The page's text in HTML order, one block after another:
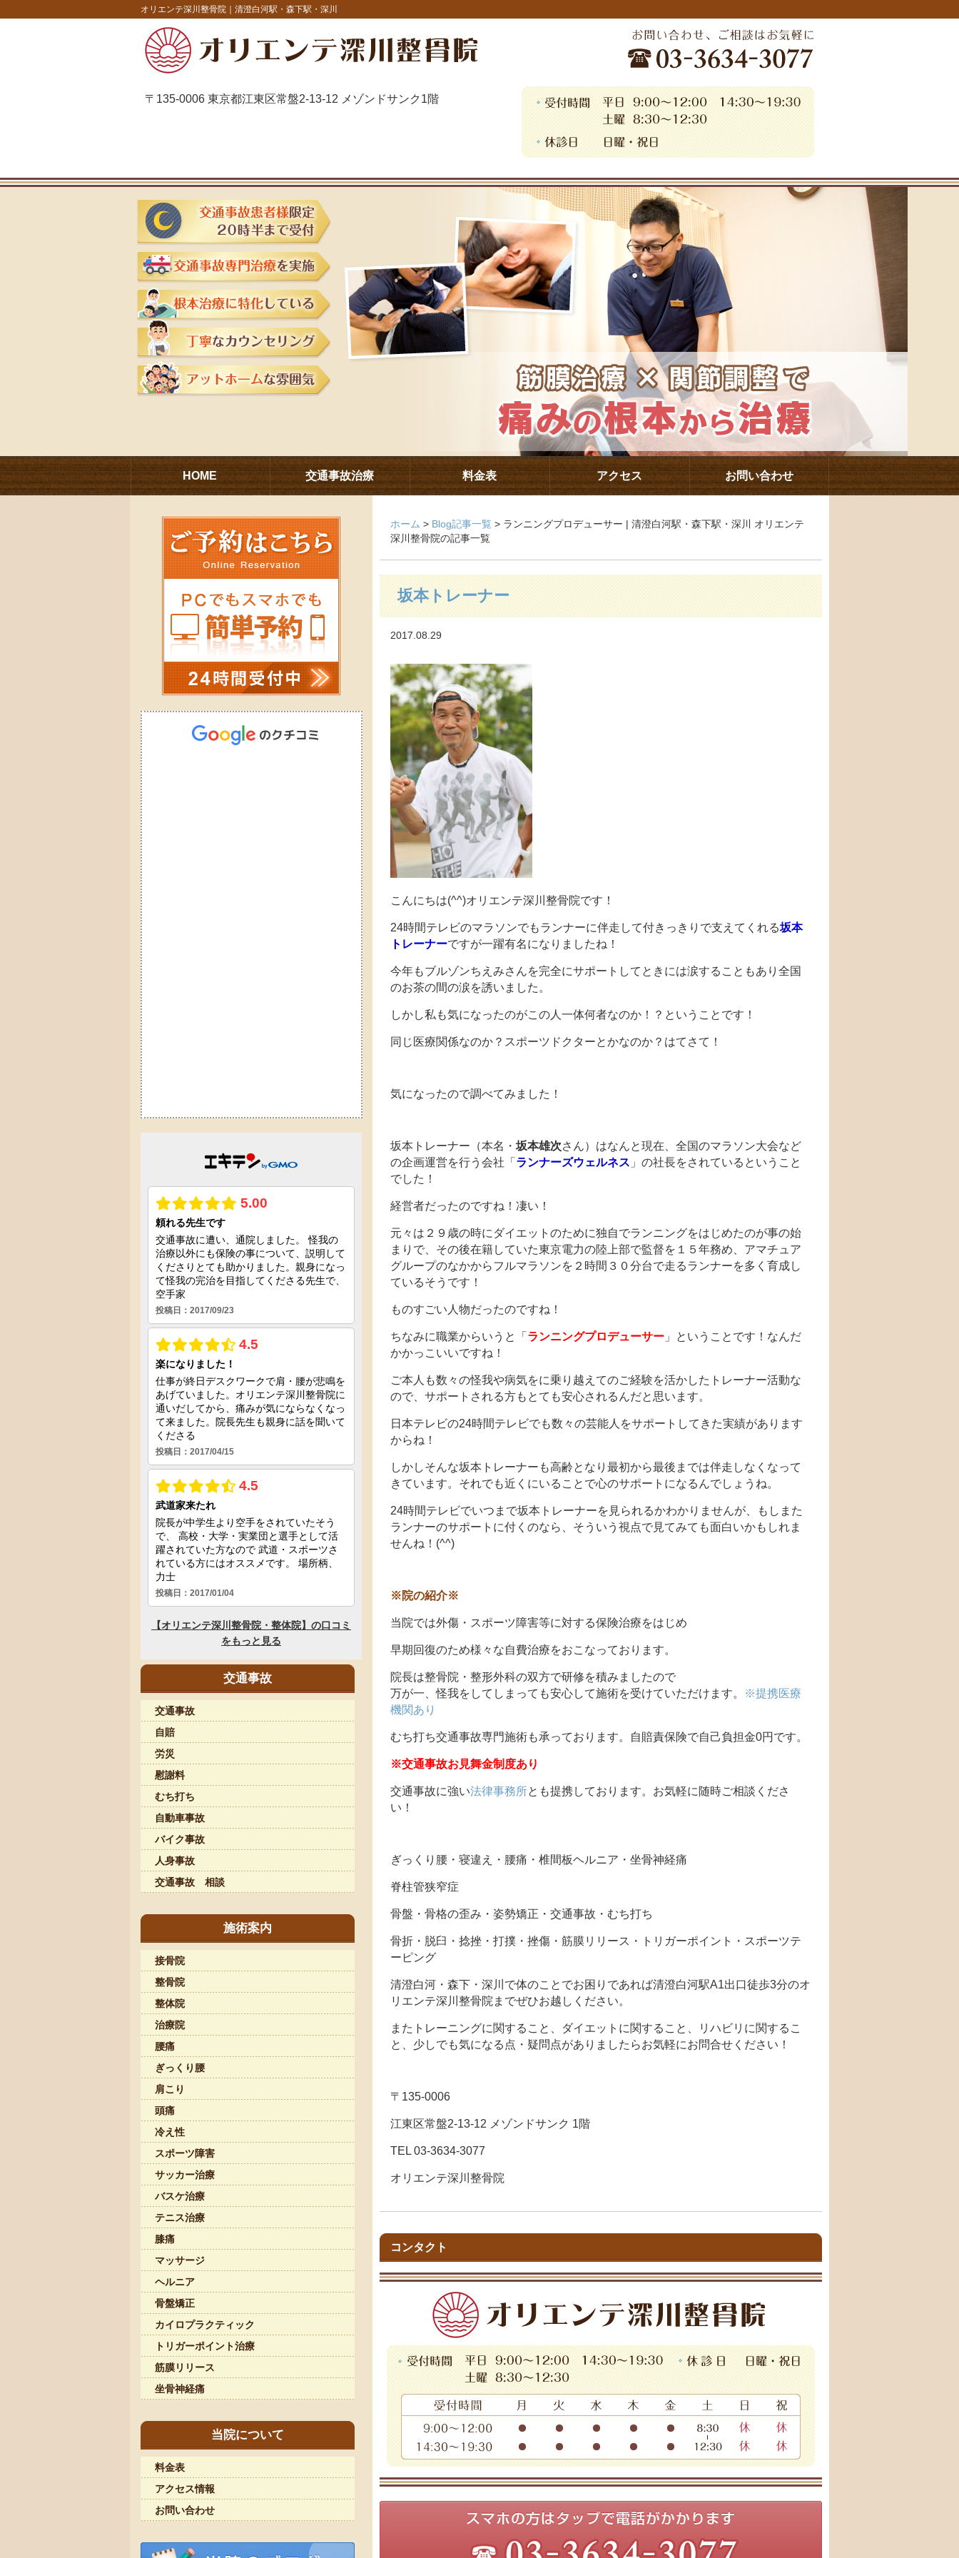
オリエンテ深川整骨院｜清澄白河駅・森下駅・深川
〒135-0006 東京都江東区常盤2-13-12 メゾンドサンク1階
HOME 交通事故治療 料金表 アクセス お問い合わせ
ホーム > Blog記事一覧 > ランニングプロデューサー | 清澄白河駅・森下駅・深川 オリエンテ
深川整骨院の記事一覧
坂本トレーナー
2017.08.29
こんにちは(^^)オリエンテ深川整骨院です！
24時間テレビのマラソンでもランナーに伴走して付きっきりで支えてくれる坂本
トレーナーですが一躍有名になりましたね！
今年もブルゾンちえみさんを完全にサポートしてときには涙することもあり全国
のお茶の間の涙を誘いました。
しかし私も気になったのがこの人一体何者なのか！？ということです！
同じ医療関係なのか？スポーツドクターとかなのか？はてさて！
気になったので調べてみました！
坂本トレーナー（本名・ 坂本雄次さん）はなんと現在、全国のマラソン大会など
の企画運営を行う会社「 ランナーズウェルネス 」の社長をされているということ
でした！
経営者だったのですね！凄い！
元々は２９歳の時にダイエットのために独自でランニングをはじめたのが事の始
まりで、その後在籍していた東京電力の陸上部で監督を１５年務め、アマチュア
グループのなかからフルマラソンを２時間３０分台で走るランナーを多く育成し
ているそうです！
ものすごい人物だったのですね！
ちなみに職業からいうと「 ランニングプロデューサー 」ということです！なんだ
かかっこいいですね！
ご本人も数々の怪我や病気をに乗り越えてのご経験を活かしたトレーナー活動な
ので、サポートされる方もとても安心されるんだと思います。
日本テレビの24時間テレビでも数々の芸能人をサポートしてきた実績があります
からね！
しかしそんな坂本トレーナーも高齢となり最初から最後までは伴走しなくなって
きています。それでも近くにいることで心のサポートになるんでしょうね。
24時間テレビでいつまで坂本トレーナーを見られるかわかりませんが、もしまた
ランナーのサポートに付くのなら、そういう視点で見てみても面白いかもしれま
せんね！(^^)
※院の紹介※
当院では外傷・スポーツ障害等に対する保険治療をはじめ
早期回復のため様々な自費治療をおこなっております。
院長は整骨院・整形外科の双方で研修を積みましたので
万が一、怪我をしてしまっても安心して施術を受けていただけます。
※提携医療
機関あり
むち打ち交通事故専門施術も承っております。自賠責保険で自己負担金0円です。
※交通事故お見舞金制度あり
交通事故に強い法律事務所とも提携しております。お気軽に随時ご相談くださ
い！
ぎっくり腰・寝違え・腰痛・椎間板ヘルニア・坐骨神経痛
脊柱管狭窄症
骨盤・骨格の歪み・姿勢矯正・交通事故・むち打ち
骨折・脱臼・捻挫・打撲・挫傷・筋膜リリース・トリガーポイント・スポーツテ
ーピング
清澄白河・森下・深川で体のことでお困りであれば清澄白河駅A1出口徒歩3分のオ
リエンテ深川整骨院までぜひお越しください。
またトレーニングに関すること、ダイエットに関すること、リハビリに関するこ
と、少しでも気になる点・疑問点がありましたらお気軽にお問合せください！
〒135-0006
江東区常盤2-13-12 メゾンドサンク 1階
TEL 03-3634-3077
オリエンテ深川整骨院
コンタクト
交通事故
交通事故
自賠
労災
慰謝料
むち打ち
自動車事故
バイク事故
人身事故
交通事故 相談
施術案内
接骨院
整骨院
整体院
治療院
腰痛
ぎっくり腰
肩こり
頭痛
冷え性
スポーツ障害
サッカー治療
バスケ治療
テニス治療
膝痛
マッサージ
ヘルニア
骨盤矯正
カイロプラクティック
トリガーポイント治療
筋膜リリース
坐骨神経痛
当院について
料金表
アクセス情報
お問い合わせ